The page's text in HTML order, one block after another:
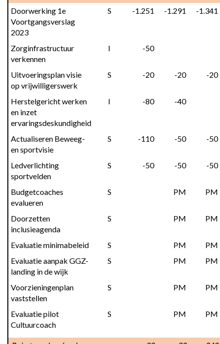
Doorwerking 1e
Voortgangsverslag
2023
S -1.251 -1.291 -1.341
Zorginfrastructuur
verkennen
I -50
Uitvoeringsplan visie
op vrijwilligerswerk
S -20 -20 -20
Herstelgericht werken
en inzet
ervaringsdeskundigheid
I -80 -40
Actualiseren Beweeg-
en sportvisie
S -110 -50 -50
Ledverlichting
sportvelden
S -50 -50 -50
Budgetcoaches
evalueren
S PM PM
Doorzetten
inclusieagenda
S PM PM
Evaluatie minimabeleid S PM
PM
Evaluatie aanpak GGZ-
landing in de wijk
S PM PM
Voorzieningenplan
vaststellen
S PM PM
Evaluatie pilot
Cultuurcoach
S PM PM